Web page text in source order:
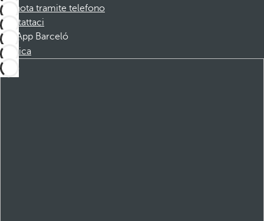
Prenota tramite telefono
Contattaci
App Barceló
Scarica